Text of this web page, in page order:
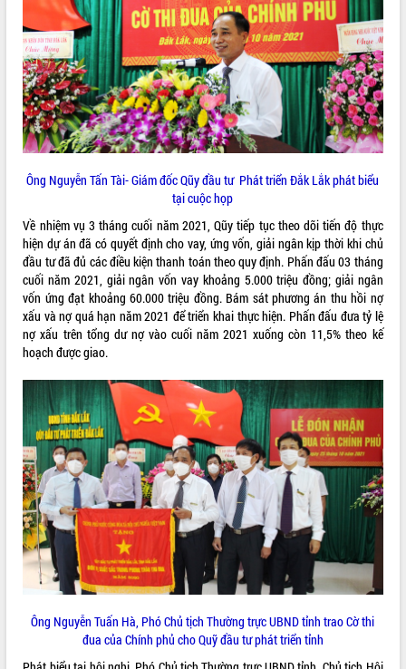
Khám bệnh, cấp phát thuốc miễn phí
và tặng quà người dân xã Cư Pui
Hội nghị UBND tỉnh Đắk Lắk thường kỳ
Lễ truy tặng danh hiệu “Bà Mẹ Việt
Nam Anh hùng” và trao Huân chương
Lao động
UBND tỉnh Đắk Lắk triển khai nhiệm
vụ 6 tháng cuối năm 2026
Kỳ họp thứ Hai, Hội đồng nhân dân
tỉnh khóa XI quyết nghị nhiều nội dung
quan trọng
Bí thư Tỉnh ủy Lương Nguyễn Minh
Triết thăm, tặng quà người có công với
cách mạng
Rà soát, hoàn thiện hệ thống thiết chế
văn hóa, thể thao đáp ứng yêu cầu
phát triển mới
Thường trực HĐND tỉnh Đắk Lắk gặp
mặt Đoàn chuyên gia y tế TP. Hồ Chí
Minh
Lễ truy điệu và an táng hài cốt liệt sĩ
tại Nghĩa trang Liệt sĩ xã Sơn Hòa
Bàn giải pháp tháo gỡ khó khăn trong
xuất khẩu sầu riêng và triển khai quy
định EUDR
Thứ trưởng Bộ Nông nghiệp và Môi
trường Nguyễn Hoàng Hiệp khảo sát
ALBUM ẢNH
LIÊN KẾT WEB
THỐNG KÊ TRUY CẬP
Hôm nay: 516
Tất cả: 66086184
Ông Nguyễn Tấn Tài- Giám đốc Qũy đầu tư Phát triển Đắk Lắk phát biểu
tại cuộc họp
Về nhiệm vụ 3 tháng cuối năm 2021, Qũy tiếp tục theo dõi tiến độ thực
hiện dự án đã có quyết định cho vay, ứng vốn, giải ngân kịp thời khi chủ
đầu tư đã đủ các điều kiện thanh toán theo quy định. Phấn đấu 03 tháng
cuối năm 2021, giải ngân vốn vay khoảng 5.000 triệu đồng; giải ngân
vốn ứng đạt khoảng 60.000 triệu đồng. Bám sát phương án thu hồi nợ
xấu và nợ quá hạn năm 2021 để triển khai thực hiện. Phấn đấu đưa tỷ lệ
nợ xấu trên tổng dư nợ vào cuối năm 2021 xuống còn 11,5% theo kế
hoạch được giao.
Ông Nguyễn Tuấn Hà, Phó Chủ tịch Thường trực UBND tỉnh trao Cờ thi
đua của Chính phủ cho Quỹ đầu tư phát triển tỉnh